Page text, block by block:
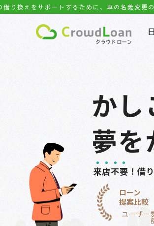
ートするために、車の名義変更の代行サービ
かし
夢を
来店不要 ！借
ローン
提案比較
ユーザー